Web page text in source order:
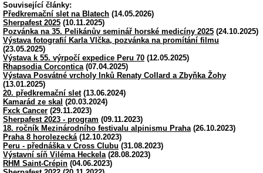
Související články:
Předkremační slet na Blatech (14.05.2026)
Sherpafest 2025 (10.11.2025)
Pozvánka na 35. Pelikánův seminář horské medicíny 2025 (24.10.2025)
Výstava fotografií Karla Vlčka, pozvánka na promítání filmu
(23.05.2025)
Výstava k 55. výrpočí expedice Peru 70 (12.05.2025)
Rhapsodia Corcontica(07.04.2025)
Výstava Posvátné vrcholy Inků Renaty Collard a Zbyňka Žohy
(13.01.2025)
20. předkremační slet(13.06.2024)
Kamarád ze skal (20.03.2024)
Fxck Cancer (29.11.2023)
Sherpafest 2023 - program (09.11.2023)
18. ročník Mezinárodního festivalu alpinismu Praha(26.10.2023)
Praha 8 horolezecká(12.10.2023)
Peru - přednáška v Cross Clubu (31.08.2023)
Výstavní síň Viléma Heckela(28.08.2023)
RHM Saint-Crépin (04.06.2023)